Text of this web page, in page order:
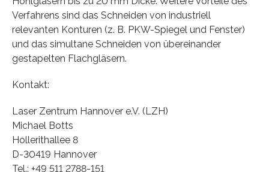
Verfahrens sind das Schneiden von industriell
relevanten Konturen (z. B. PKW-Spiegel und Fenster)
und das simultane Schneiden von übereinander
gestapelten Flachgläsern.
Kontakt:
Laser Zentrum Hannover e.V. (LZH)
Michael Botts
Hollerithallee 8
D-30419 Hannover
Tel.: +49 511 2788-151